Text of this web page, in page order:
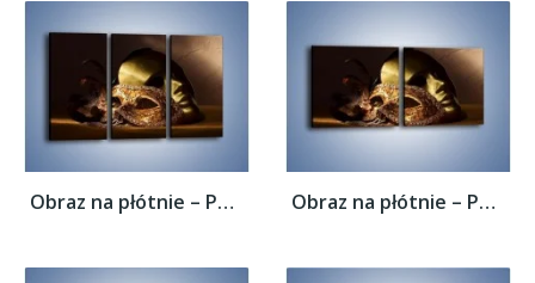
Obraz na płótnie – Porzucone maski w... Obraz na płótnie – Porzucone maski w...